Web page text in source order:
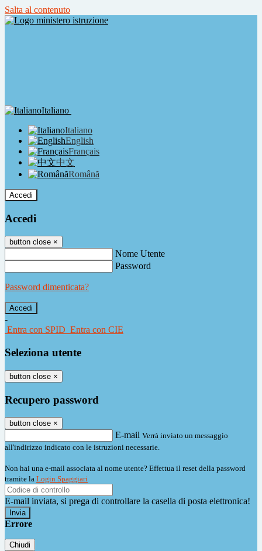
Salta al contenuto
Italiano
Italiano
English
Français
中文
Română
Accedi
Accedi
button close ×
Nome Utente
Password
Password dimenticata?
-
Entra con SPID Entra con CIE
Seleziona utente
button close ×
Recupero password
button close ×
E-mail Verrà inviato un messaggio
all'indirizzo indicato con le istruzioni necessarie.
Non hai una e-mail associata al nome utente? Effettua il reset della password
tramite la Login Spaggiari
E-mail inviata, si prega di controllare la casella di posta elettronica!
Errore
Chiudi